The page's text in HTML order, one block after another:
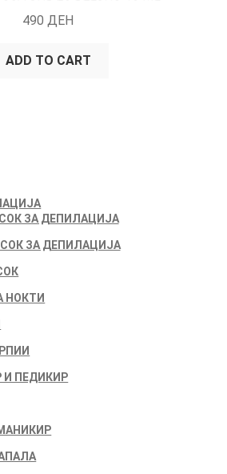
490 ДЕН
ADD TO CART
ЗА ДЕПИЛАЦИЈА
ЗА ДЕПИЛАЦИЈА
НОКТИ
И ПЕДИКИР